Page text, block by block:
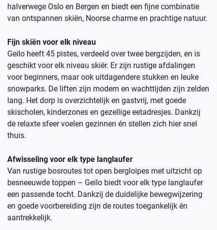
halverwege Oslo en Bergen en biedt een fijne combinatie
van ontspannen skiën, Noorse charme en prachtige natuur.
Fijn skiën voor elk niveau
Geilo heeft 45 pistes, verdeeld over twee bergzijden, en is
geschikt voor elk niveau skiër. Er zijn rustige afdalingen
voor beginners, maar ook uitdagendere stukken en leuke
snowparks. De liften zijn modern en wachttijden zijn zelden
lang. Het dorp is overzichtelijk en gastvrij, met goede
skischolen, kinderzones en gezellige eetadresjes. Dankzij
de relaxte sfeer voelen gezinnen én stellen zich hier snel
thuis.
Afwisseling voor elk type langlaufer
Van rustige bosroutes tot open bergloipes met uitzicht op
besneeuwde toppen – Geilo biedt voor elk type langlaufer
een passende tocht. Dankzij de duidelijke bewegwijzering
en goede voorbereiding zijn de routes toegankelijk én
aantrekkelijk.